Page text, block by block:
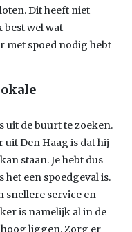
Dit heeft niet
best wel wat
met spoed nodig hebt
uit de buurt te zoeken.
Den Haag is dat hij
staan. Je hebt dus
het een spoedgeval is.
snellere service en
is namelijk al in de
liggen. Zorg er